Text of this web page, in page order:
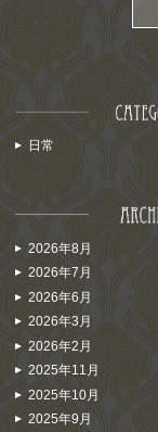
日常
2026年8月
2026年7月
2026年6月
2026年3月
2026年2月
2025年11月
2025年10月
2025年9月